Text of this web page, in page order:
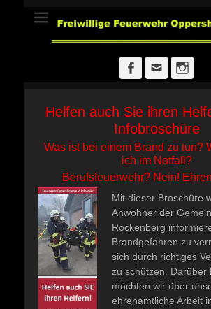
Facebook
Mail
Helfen auch Sie ihren
Infobroschüre
Was ist bei einem Brand zu tun?
ich im Notfall?
Berufsfeuerwehr? Nein!
Mit dieser Broschüre
Anwohner der
Rockenberg
Brandgefahren zu
sich durch richtiges
zu schützen. Darüber
möchten wir über
ehrenamtliche Arbeit